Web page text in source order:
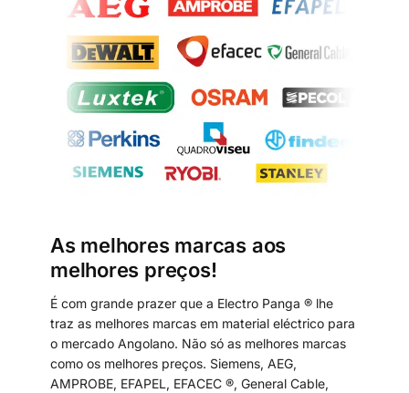
As melhores marcas aos
melhores preços!
É com grande prazer que a Electro Panga ® lhe
traz as melhores marcas em material eléctrico para
o mercado Angolano. Não só as melhores marcas
como os melhores preços. Siemens, AEG,
AMPROBE, EFAPEL, EFACEC ®, General Cable,